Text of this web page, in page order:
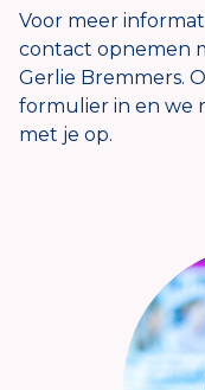
Voor meer
contact opnemen
Gerlie Bremmers.
formulier in en we
met je op.